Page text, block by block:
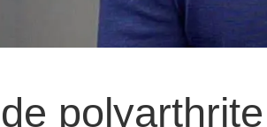
polyarthrite